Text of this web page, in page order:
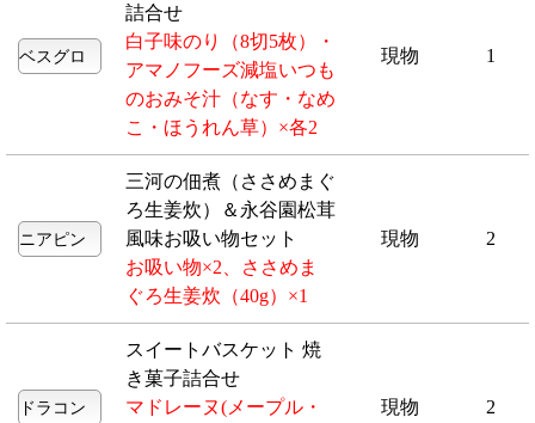
詰合せ
白子味のり（8切5枚）・
アマノフーズ減塩いつも
のおみそ汁（なす・なめ
こ・ほうれん草）×各2
現物 1
三河の佃煮（ささめまぐ
ろ生姜炊）＆永谷園松茸
風味お吸い物セット
お吸い物×2、ささめま
ぐろ生姜炊（40g）×1
現物 2
スイートバスケット 焼
き菓子詰合せ
マドレーヌ(メープル・
現物 2